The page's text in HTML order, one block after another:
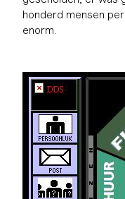
honderd mensen
enorm.